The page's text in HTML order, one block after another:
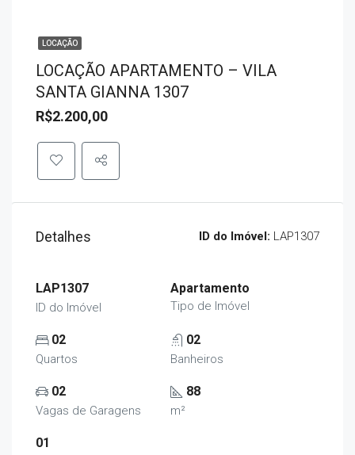
LOCAÇÃO
LOCAÇÃO APARTAMENTO – VILA
SANTA GIANNA 1307
R$2.200,00
Detalhes ID do Imóvel: LAP1307
LAP1307
ID do Imóvel
Apartamento
Tipo de Imóvel
02
Quartos
02
Banheiros
02
Vagas de Garagens
88
m²
01